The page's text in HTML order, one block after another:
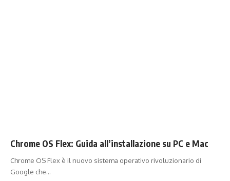
Chrome OS Flex: Guida all’installazione su PC e Mac
Chrome OS Flex è il nuovo sistema operativo rivoluzionario di
Google che…